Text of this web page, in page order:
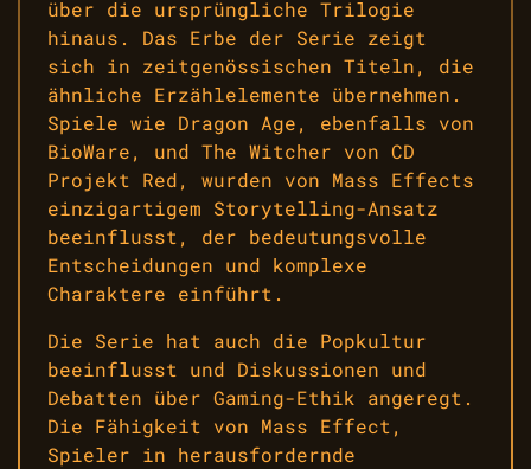
über die ursprüngliche Trilogie
hinaus. Das Erbe der Serie zeigt
sich in zeitgenössischen Titeln, die
ähnliche Erzählelemente übernehmen.
Spiele wie Dragon Age, ebenfalls von
BioWare, und The Witcher von CD
Projekt Red, wurden von Mass Effects
einzigartigem Storytelling-Ansatz
beeinflusst, der bedeutungsvolle
Entscheidungen und komplexe
Charaktere einführt.
Die Serie hat auch die Popkultur
beeinflusst und Diskussionen und
Debatten über Gaming-Ethik angeregt.
Die Fähigkeit von Mass Effect,
Spieler in herausfordernde